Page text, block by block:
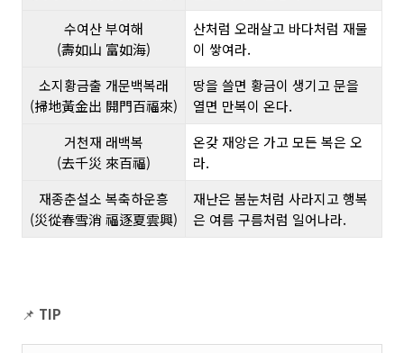
수여산 부여해
(壽如山 富如海)
산처럼 오래살고 바다처럼 재물
이 쌓여라.
소지황금출 개문백복래
(掃地黃金出 開門百福來)
땅을 쓸면 황금이 생기고 문을
열면 만복이 온다.
거천재 래백복
(去千災 來百福)
온갖 재앙은 가고 모든 복은 오
라.
재종춘설소 복축하운흥
(災從春雪消 福逐夏雲興)
재난은 봄눈처럼 사라지고 행복
은 여름 구름처럼 일어나라.
📌 TIP